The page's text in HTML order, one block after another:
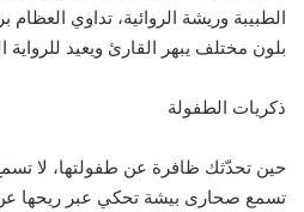
الطبيبة وريشة الروائية، تداوي
بلون مختلف يبهر القارئ ويعيد للرواية
ذكريات الطفولة
حين تحدّثك ظافرة عن طفولتها، لا
تسمع صحارى بيشة تحكي عبر ريحها